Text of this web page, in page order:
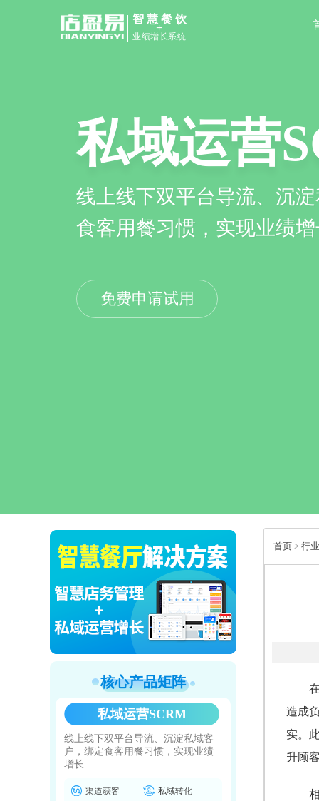
智慧餐饮
+
业绩增长系统
私域运营
线上线下双平台导流、沉
食客用餐习惯，实现业绩
免费申请试用
核心产品矩阵
私域运营SCRM
线上线下双平台导流、沉淀私域客
户，绑定食客用餐习惯，实现业绩
增长
渠道获客
私域转化
首页 > 行
造成
实。
升顾